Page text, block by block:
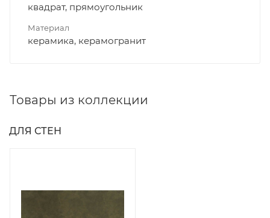
квадрат, прямоугольник
Материал
керамика, керамогранит
Товары из коллекции
ДЛЯ СТЕН